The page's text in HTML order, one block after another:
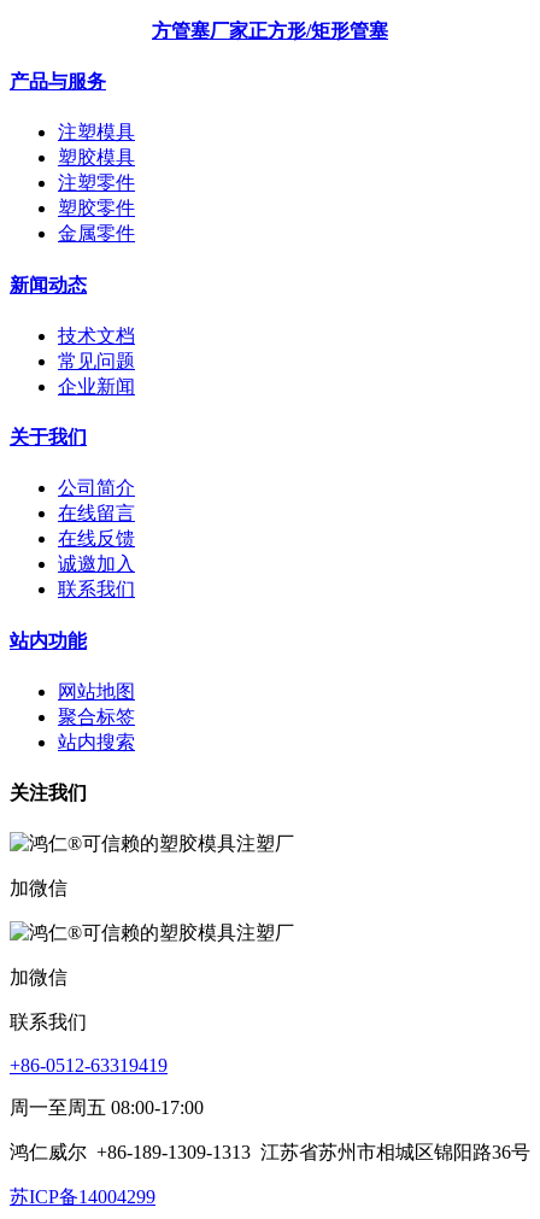
方管塞厂家正方形/矩形管塞
产品与服务
注塑模具
塑胶模具
注塑零件
塑胶零件
金属零件
新闻动态
技术文档
常见问题
企业新闻
关于我们
公司简介
在线留言
在线反馈
诚邀加入
联系我们
站内功能
网站地图
聚合标签
站内搜索
关注我们
加微信
加微信
联系我们
+86-0512-63319419
周一至周五 08:00-17:00
鸿仁威尔 +86-189-1309-1313 江苏省苏州市相城区锦阳路36号
苏ICP备14004299